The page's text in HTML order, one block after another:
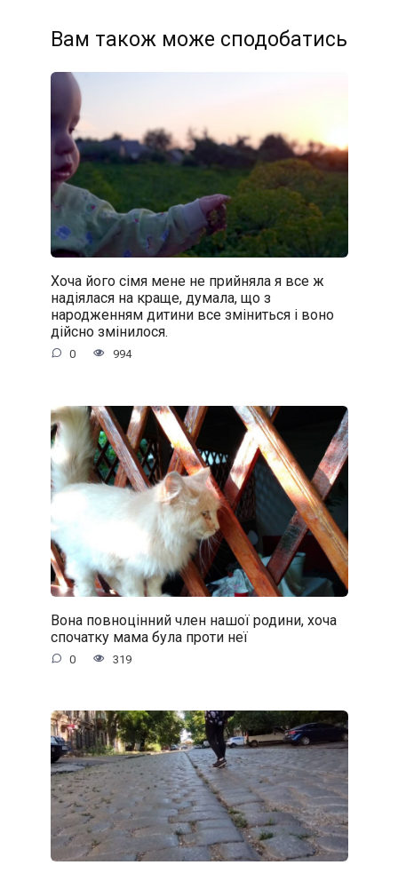
Вам також може сподобатись
Хоча його сімя мене не прийняла я все ж
надіялася на краще, думала, що з
народженням дитини все зміниться і воно
дійсно змінилося.
0 994
Вона повноцінний член нашої родини, хоча
спочатку мама була проти неї
0 319